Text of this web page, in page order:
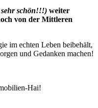
sehr schön!!!) weiter
von der Mittleren
im echten Leben beibehält,
und Gedanken machen!
Hai!